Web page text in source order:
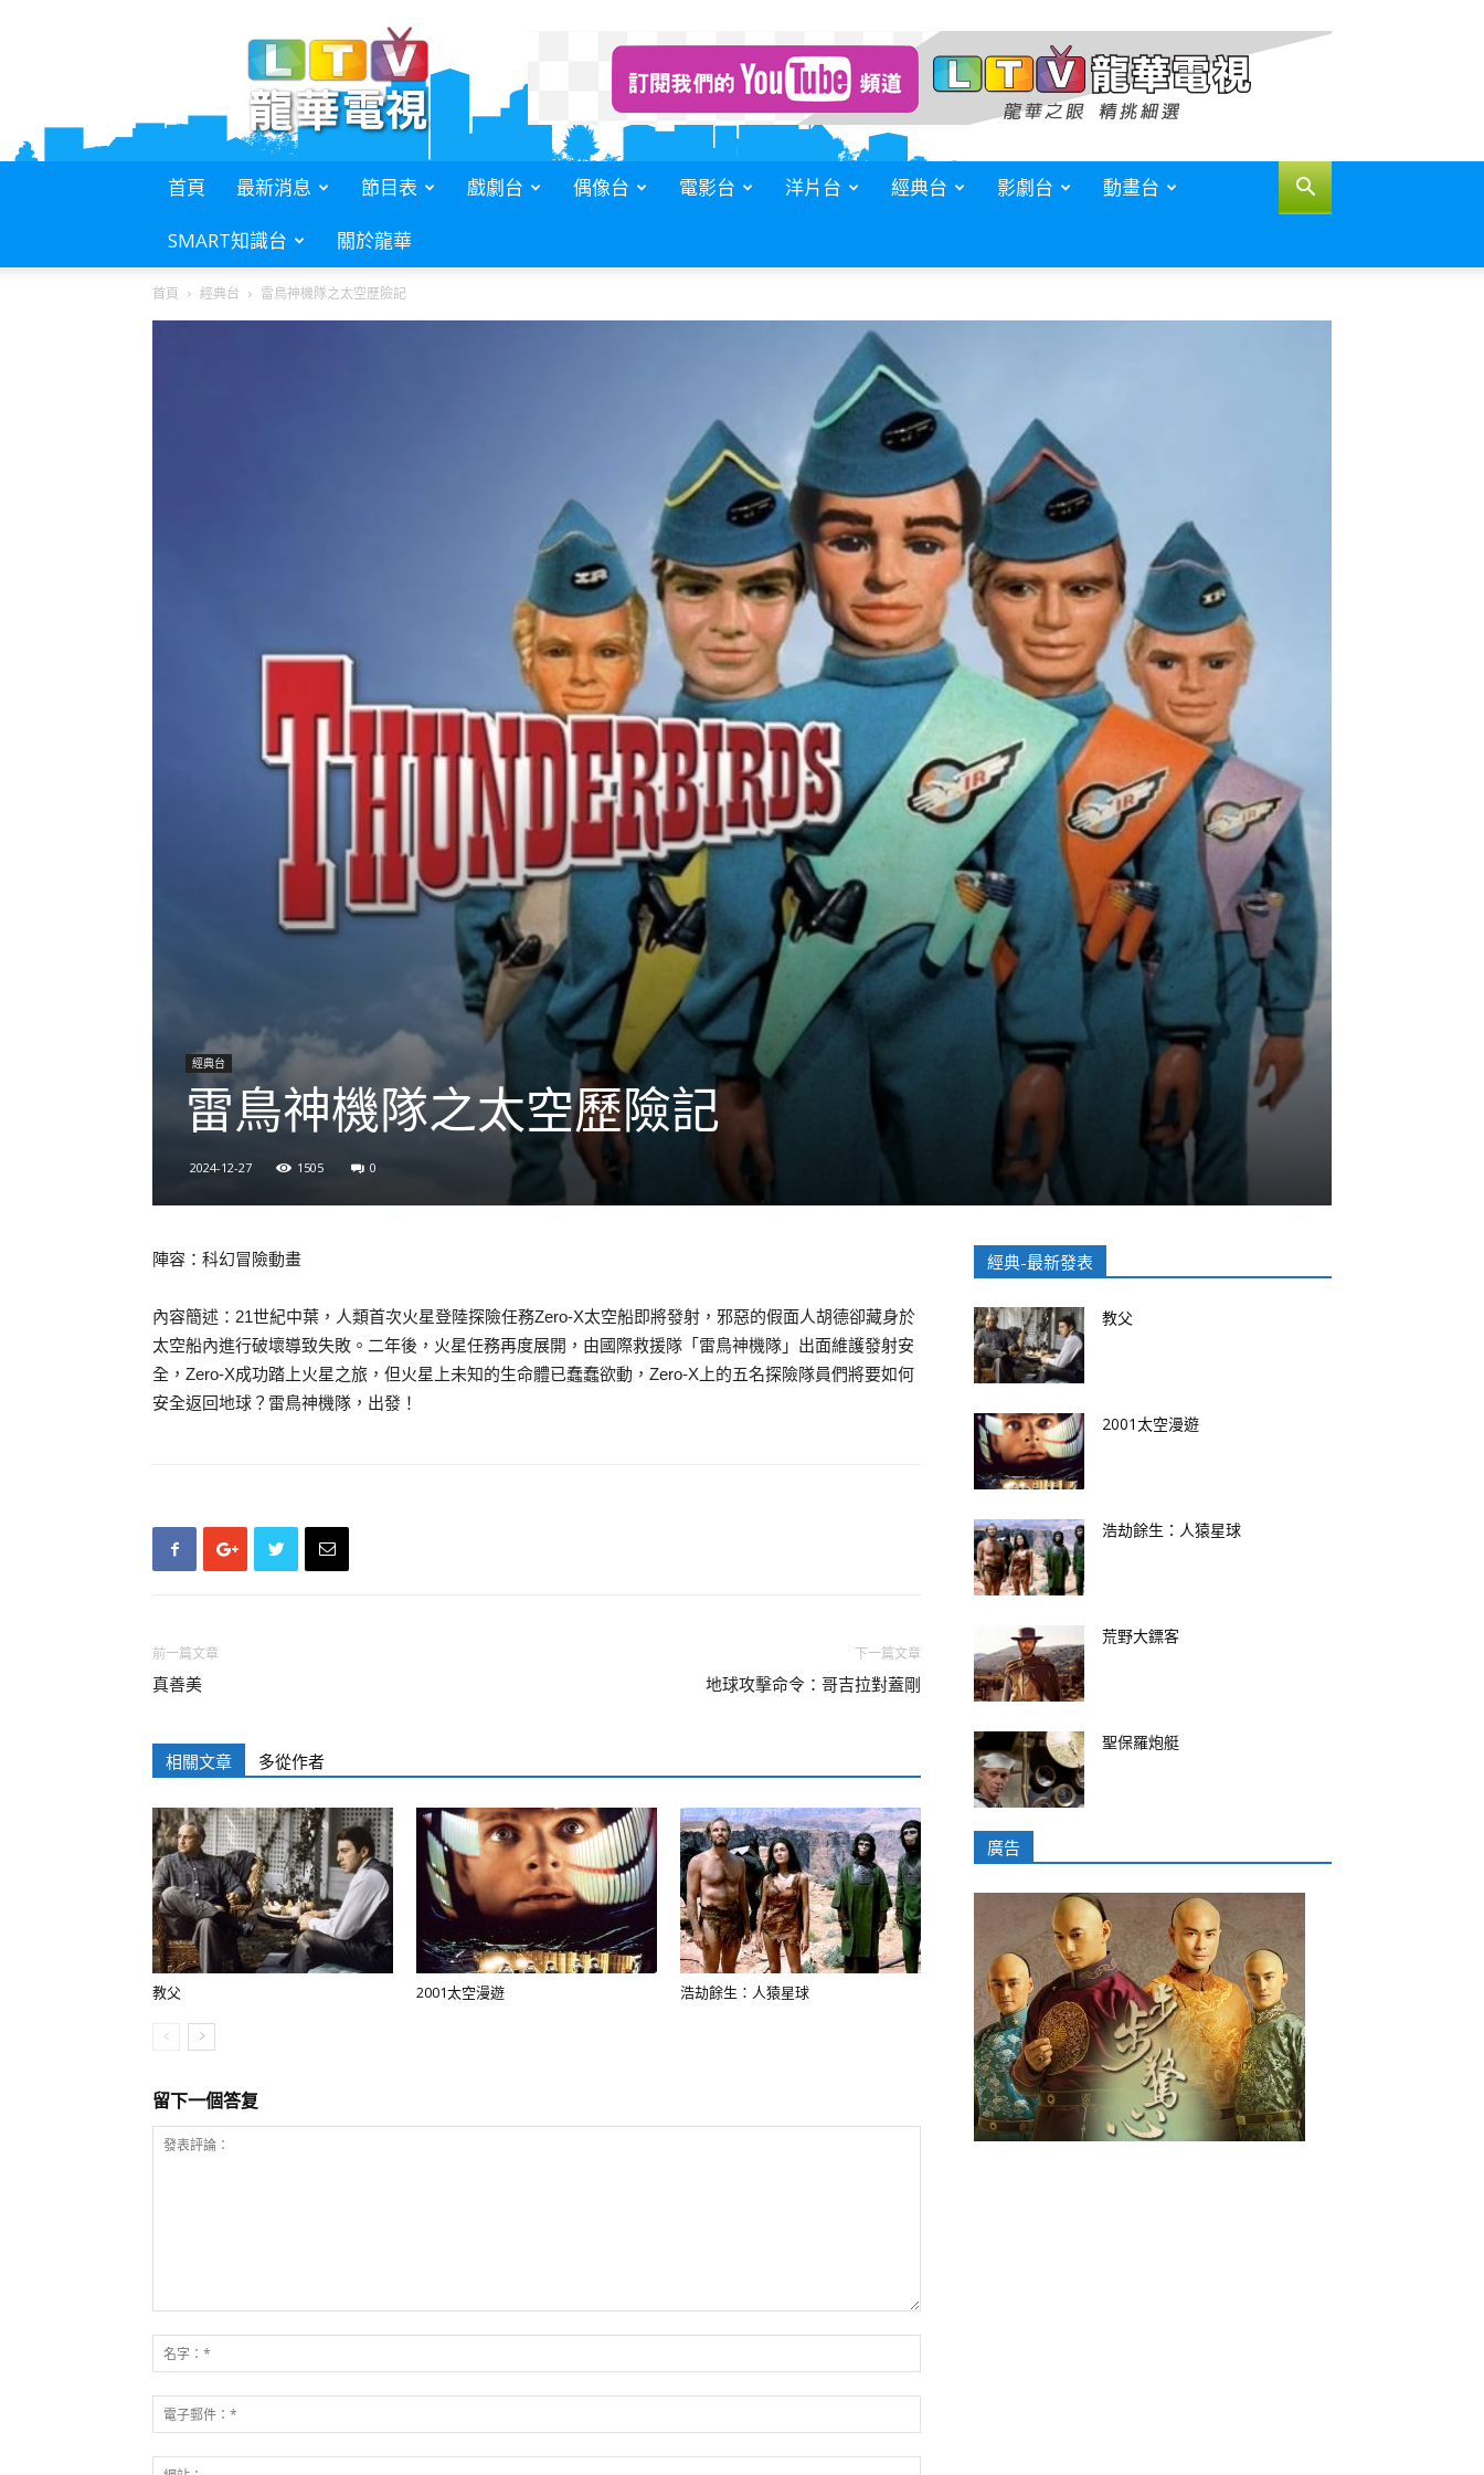
電
首頁 最新消息 節目表 戲劇台 偶像台 電影台 洋片台 經典台 影劇台 動畫台
SMART知識台 關於龍華
首頁 經典台 雷鳥神機隊之太空歷險記
經典台
雷鳥神機隊之太空歷險記
2024-12-27 1505 0
陣容：科幻冒險動畫
內容簡述：21世紀中葉，人類首次火星登陸探險任務Zero-X太空船即將發射，邪惡的假面人胡德卻藏身於
太空船內進行破壞導致失敗。二年後，火星任務再度展開，由國際救援隊「雷鳥神機隊」出面維護發射安
全，Zero-X成功踏上火星之旅，但火星上未知的生命體已蠢蠢欲動，Zero-X上的五名探險隊員們將要如何
安全返回地球？雷鳥神機隊，出發！
前一篇文章
真善美
下一篇文章
地球攻擊命令：哥吉拉對蓋剛
相關文章 多從作者
教父 2001太空漫遊 浩劫餘生：人猿星球
留下一個答复
經典-最新發表
教父
2001太空漫遊
浩劫餘生：人猿星球
荒野大鏢客
聖保羅炮艇
廣告